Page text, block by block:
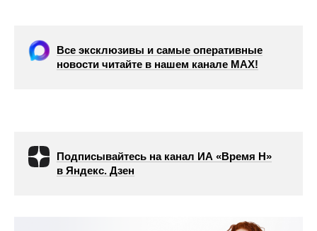
Все эксклюзивы и самые оперативные
новости читайте в нашем канале МАХ!
Подписывайтесь на канал ИА «Время Н»
в Яндекс. Дзен